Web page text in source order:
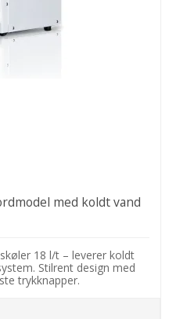
med koldt vand
18 l/t – leverer koldt
Stilrent design med
trykknapper.